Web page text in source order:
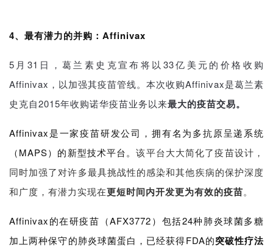
4、最有潜力的并购：Affinivax
5月31日，葛兰素史克宣布将以33亿美元的价格收购
Affinivax，以加强其疫苗管线。本次收购Affinivax是葛兰素
史克自2015年收购诺华疫苗业务以来最大的疫苗交易。
Affinivax是一家疫苗研发公司，拥有名为多抗原呈递系统
（MAPS）的新型技术平台。该平台大大简化了疫苗设计，
同时加强了对许多最具挑战性的感染和其他疾病的保护深度
和广度，有潜力实现在更短时间内开发更为有效的疫苗。
Affinivax的在研疫苗（AFX3772）包括24种肺炎球菌多糖
加上两种保守的肺炎球菌蛋白，已经获得FDA的突破性疗法